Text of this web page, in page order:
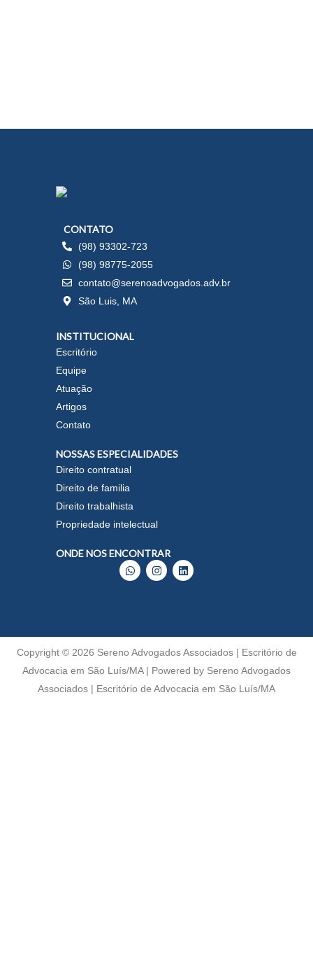
CONTATO
(98) 93302-723
(98) 98775-2055
contato@serenoadvogados.adv.br
São Luis, MA
INSTITUCIONAL
Escritório
Equipe
Atuação
Artigos
Contato
NOSSAS ESPECIALIDADES
Direito contratual
Direito de familia
Direito trabalhista
Propriedade intelectual
ONDE NOS ENCONTRAR
W
h
a
p
I
n
s
a
m
L
i
n
n
Copyright © 2026 Sereno Advogados Associados | Escritório de
Advocacia em São Luís/MA | Powered by Sereno Advogados
Associados | Escritório de Advocacia em São Luís/MA